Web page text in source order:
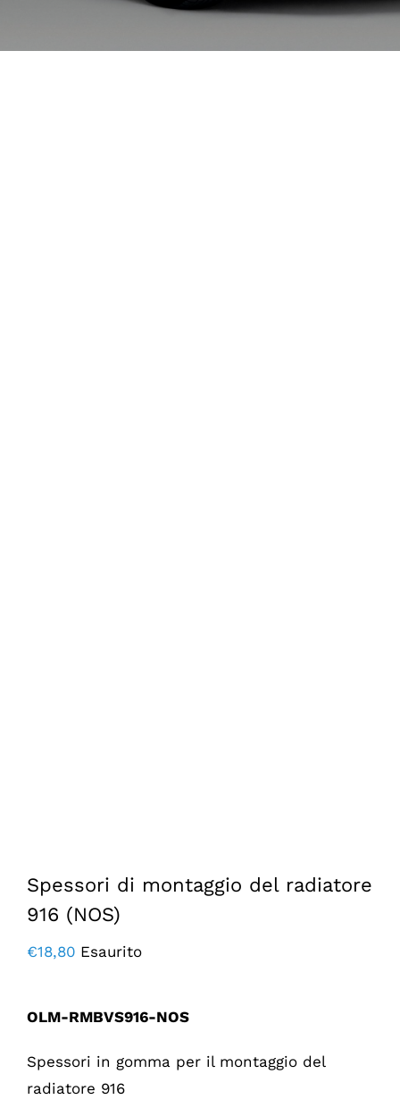
Spessori di montaggio del radiatore
916 (NOS)
€18,80 Esaurito
OLM-RMBVS916-NOS
Spessori in gomma per il montaggio del
radiatore 916